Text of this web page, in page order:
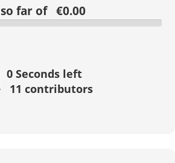
so far of €0.00
0 Seconds left
11 contributors